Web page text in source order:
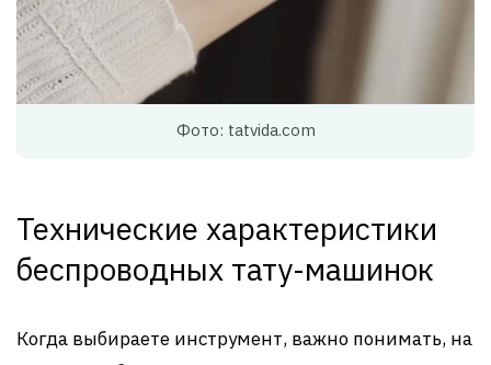
Фото: tatvida.com
Технические характеристики
беспроводных тату-машинок
Когда выбираете инструмент, важно понимать, на